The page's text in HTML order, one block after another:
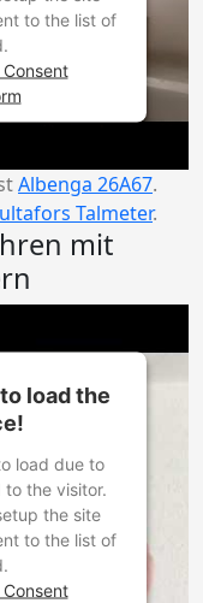
to the list of
Albenga 26A67.
Talmeter.
mit
load the
load due to
the visitor.
the site
to the list of